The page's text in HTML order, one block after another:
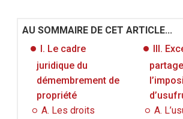
AU SOMMAIRE DE CET ARTICLE...
I. Le cadre
juridique du
démembrement de
propriété
A. Les droits
III.
A.